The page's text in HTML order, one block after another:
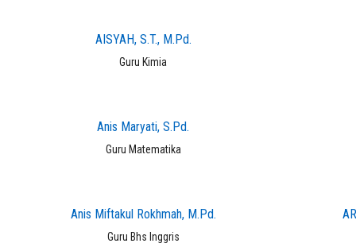
AISYAH, S.T., M.Pd.
Guru Kimia
Anis Maryati, S.Pd.
Guru Matematika
Anis Miftakul Rokhmah, M.Pd.
Guru Bhs Inggris